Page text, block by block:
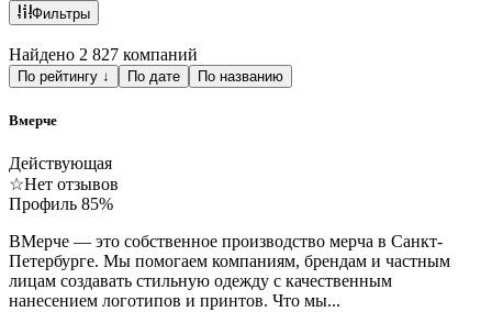
Фильтры
Найдено 2 827 компаний
По рейтингу ↓ По дате По названию
Вмерче
Действующая
☆Нет отзывов
Профиль 85%
ВМерче — это собственное производство мерча в Санкт-
Петербурге. Мы помогаем компаниям, брендам и частным
лицам создавать стильную одежду с качественным
нанесением логотипов и принтов. Что мы...